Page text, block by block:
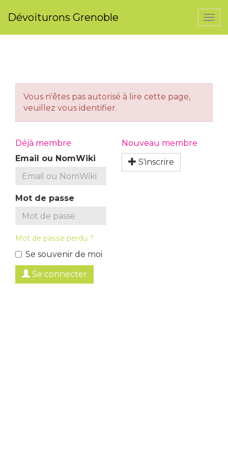
Dévoiturons Grenoble
Vous n'êtes pas autorisé à lire cette page,
veuillez vous identifier.
Déjà membre
Email ou NomWiki
Mot de passe
Mot de passe perdu ?
Se souvenir de moi
Se connecter
Nouveau membre
S'inscrire